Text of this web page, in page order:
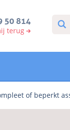
50 814
terug
of beperkt